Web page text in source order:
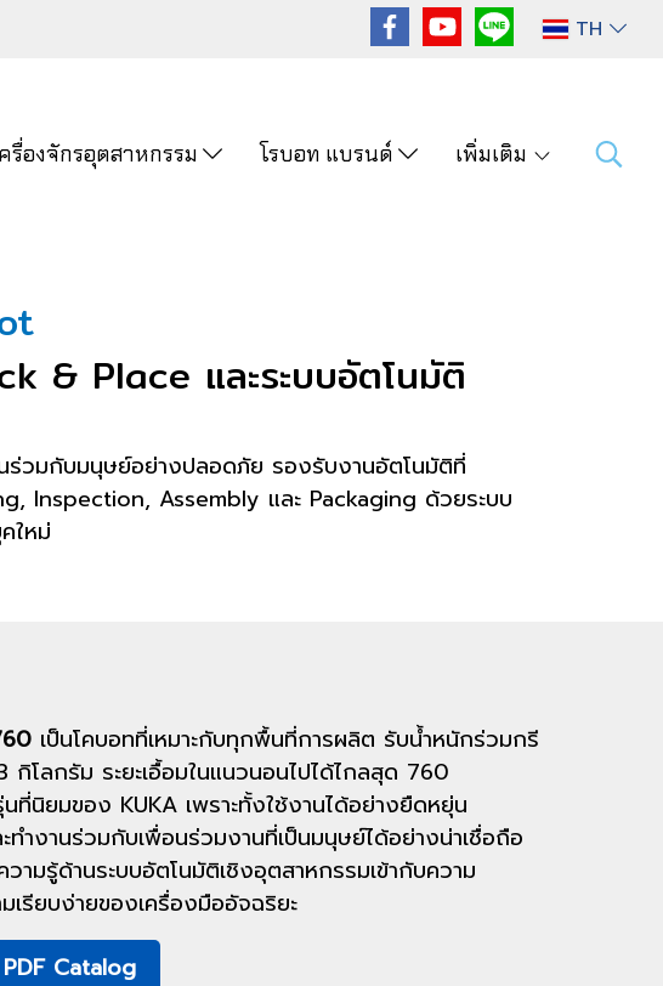
TH
รื่องจักรอุตสาหกรรม โรบอท แบรนด์ เพิ่มเติม
& Place และระบบอัตโนมัติ
ร่วมกับมนุษย์อย่างปลอดภัย รองรับงานอัตโนมัติที่
Inspection, Assembly และ Packaging ด้วยระบบ
ใหม่
เป็นโคบอทที่เหมาะกับทุกพื้นที่การผลิต รับน้ำหนักร่วมกรี
กิโลกรัม ระยะเอื้อมในแนวนอนไปได้ไกลสุด 760
ที่นิยมของ KUKA เพราะทั้งใช้งานได้อย่างยืดหยุ่น
ทำงานร่วมกับเพื่อนร่วมงานที่เป็นมนุษย์ได้อย่างน่าเชื่อถือ
ามรู้ด้านระบบอัตโนมัติเชิงอุตสาหกรรมเข้ากับความ
เรียบง่ายของเครื่องมืออัจฉริยะ
Catalog